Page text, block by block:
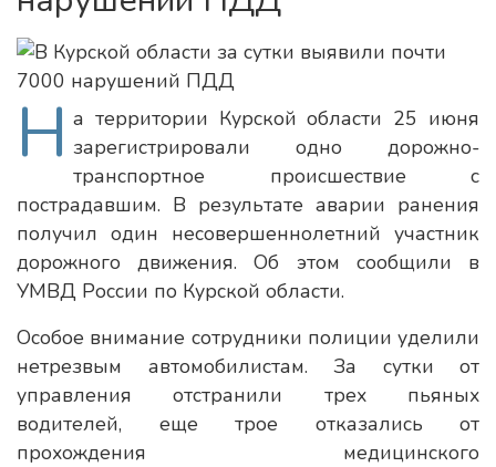
Н а территории Курской области 25 июня
зарегистрировали одно дорожно-
транспортное происшествие с
пострадавшим. В результате аварии ранения
получил один несовершеннолетний участник
дорожного движения. Об этом сообщили в
УМВД России по Курской области.
Особое внимание сотрудники полиции уделили
нетрезвым автомобилистам. За сутки от
управления отстранили трех пьяных
водителей, еще трое отказались от
прохождения медицинского